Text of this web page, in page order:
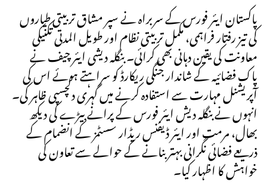
پاکستان ایئر فورس کے سربراہ نے سپر مشاق تربیتی طیاروں
کی تیز رفتار فراہمی، مکمل تربیتی نظام اور طویل المدتی تکنیکی
معاونت کی یقین دہانی بھی کرائی۔ بنگلہ دیشی ایئر چیف نے
پاک فضائیہ کے شاندار جنگی ریکارڈ کو سراہتے ہوئے اس کی
آپریشنل مہارت سے استفادہ کرنے میں گہری دلچسپی ظاہر کی۔
انہوں نے بنگلہ دیش ایئر فورس کے پرانے بیڑے کی دیکھ
بھال، مرمت اور ایئر ڈیفنس ریڈار سسٹمز کے انضمام کے
ذریعے فضائی نگرانی بہتر بنانے کے حوالے سے تعاون کی
خواہش کا اظہار کیا۔